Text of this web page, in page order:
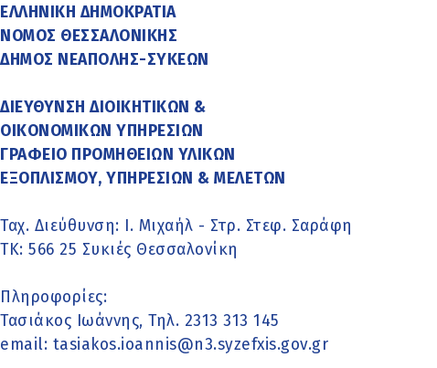
ΕΛΛΗΝΙΚΗ ΔΗΜΟΚΡΑΤΙΑ
ΝΟΜΟΣ ΘΕΣΣΑΛΟΝΙΚΗΣ
ΔΗΜΟΣ ΝΕΑΠΟΛΗΣ-ΣΥΚΕΩΝ
ΔΙΕΥΘΥΝΣΗ ΔΙΟΙΚΗΤΙΚΩΝ &
ΟΙΚΟΝΟΜΙΚΩΝ ΥΠΗΡΕΣΙΩΝ
ΓΡΑΦΕΙΟ ΠΡΟΜΗΘΕΙΩΝ ΥΛΙΚΩΝ
ΕΞΟΠΛΙΣΜΟΥ, ΥΠΗΡΕΣΙΩΝ & ΜΕΛΕΤΩΝ
Ταχ. Διεύθυνση: Ι. Μιχαήλ - Στρ. Στεφ. Σαράφη
ΤΚ: 566 25 Συκιές Θεσσαλονίκη
Πληροφορίες:
Τασιάκος Ιωάννης, Τηλ. 2313 313 145
email: tasiakos.ioannis@n3.syzefxis.gov.gr